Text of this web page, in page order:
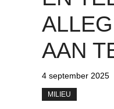
AAN
4 september 2025
MILIEU